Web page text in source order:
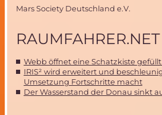
Mars Society Deutschland e.V.
RAUMFAHRER.NET
Webb öffnet eine Schatzkiste
IRIS² wird erweitert und
Umsetzung Fortschritte macht
Der Wasserstand der Donau sinkt